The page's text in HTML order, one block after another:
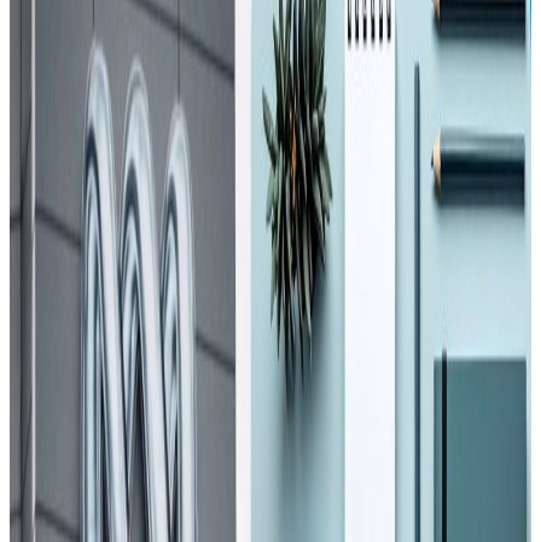
Tuesday, 2020 May 12 / 8:13 pm
अ+